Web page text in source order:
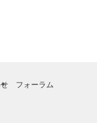
フォーラム